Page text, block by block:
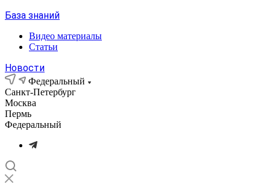
База знаний
Видео материалы
Статьи
Новости
Федеральный
Санкт-Петербург
Москва
Пермь
Федеральный